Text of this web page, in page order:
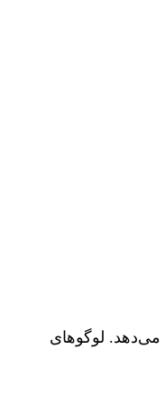
می‌دهد. لوگوهای